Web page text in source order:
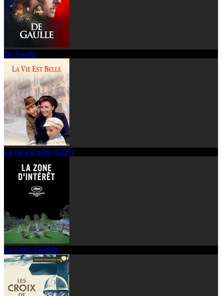
De Gaulle
La vie est belle (1997)
La Zone d'intérêt